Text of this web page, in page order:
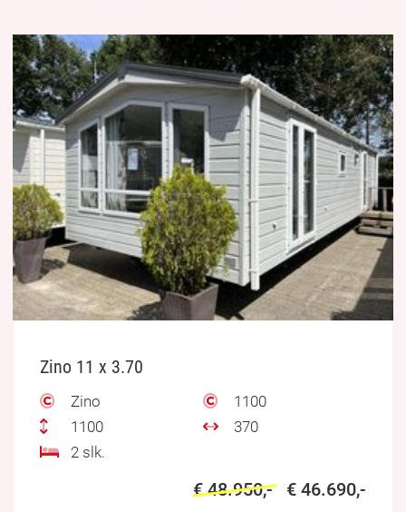
Zino 11 x 3.70
Zino
1100
1100
370
2 slk.
€ 48.950,- € 46.690,-